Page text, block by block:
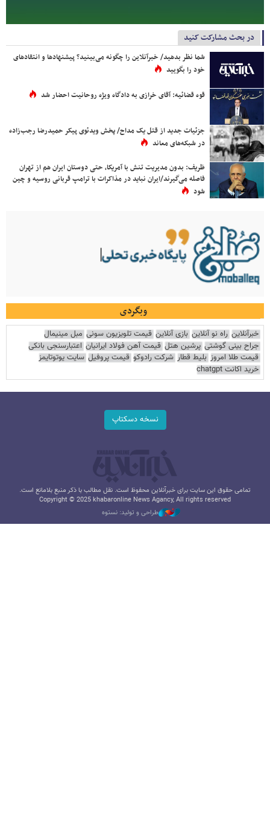
در بحث مشارکت کنید
شما نظر بدهید/ خبرآنلاین را چگونه می‌بینید؟ پیشنهادها و انتقادهای
خود را بگویید
قوه قضائیه: آقای خرازی به دادگاه ویژه روحانیت احضار شد
جزئیات جدید از قتل یک مداح/ پخش ویدئوی پیکر حمیدرضا رجب‌زاده
در شبکه‌های معاند
ظریف: بدون مدیریت تنش با آمریکا، حتی دوستان ایران هم از تهران
فاصله می‌گیرند/ایران نباید در مذاکرات با ترامپ قربانی روسیه و چین
شود
وبگردی
خبرآنلاین راه نو آنلاین بازی آنلاین قیمت تلویزیون سونی مبل مینیمال
جراح بینی گوشتی پرشین هتل قیمت آهن فولاد ایرانیان اعتبارسنجی بانکی
قیمت طلا امروز بلیط قطار شرکت رادوکو قیمت پروفیل سایت یوتوتایمز
خرید اکانت chatgpt
نسخه دسکتاپ
تمامی حقوق این سایت برای خبرآنلاین محفوظ است. نقل مطالب با ذکر منبع بلامانع است.
Copyright © 2025 khabaronline News Agancy, All rights reserved
طراحی و تولید: نستوه